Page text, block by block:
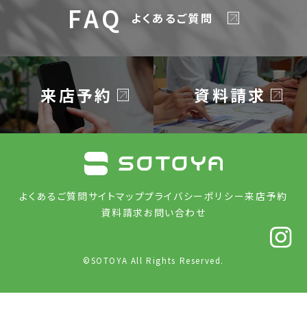
FAQ よくあるご質問
来店予約 資料請求
よくあるご質問サイトマッププライバシーポリシー来店予約
資料請求 お問い合わせ
©SOTOYA All Rights Reserved.